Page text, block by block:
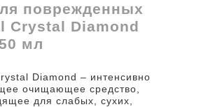
поврежденных
Crystal Diamond
мл
Diamond – интенсивно
очищающее средство,
для слабых, сухих,